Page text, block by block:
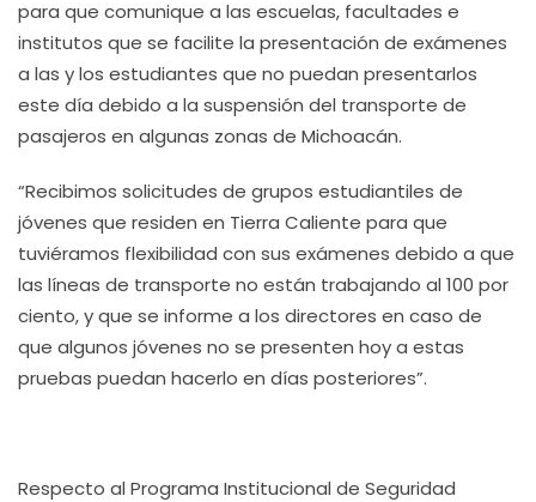
para que comunique a las escuelas, facultades e
institutos que se facilite la presentación de exámenes
a las y los estudiantes que no puedan presentarlos
este día debido a la suspensión del transporte de
pasajeros en algunas zonas de Michoacán.
“Recibimos solicitudes de grupos estudiantiles de
jóvenes que residen en Tierra Caliente para que
tuviéramos flexibilidad con sus exámenes debido a que
las líneas de transporte no están trabajando al 100 por
ciento, y que se informe a los directores en caso de
que algunos jóvenes no se presenten hoy a estas
pruebas puedan hacerlo en días posteriores”.
Respecto al Programa Institucional de Seguridad